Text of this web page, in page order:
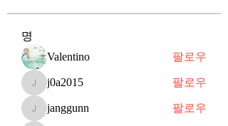
명
Valentino 팔로우
j0a2015
j0a2015 팔로우
janggunn
janggunn 팔로우